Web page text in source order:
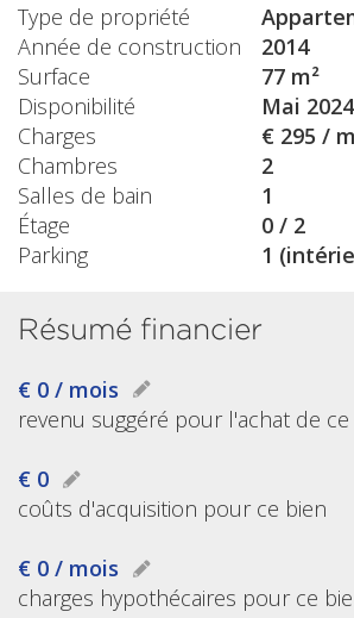
Type de propriété
Année de construction
2014
Surface
77 m²
Disponibilité
Mai 2024
Charges
€ 295 /
Chambres
2
Salles de bain
1
Étage
0 / 2
Parking
1
Résumé financier
€ 0 / mois
revenu suggéré pour l'achat de
€ 0
coûts d'acquisition pour ce bien
€ 0 / mois
charges hypothécaires pour ce